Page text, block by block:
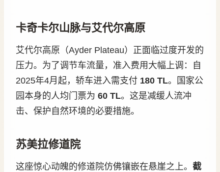
卡奇卡尔山脉与艾代尔高原
艾代尔高原（Ayder Plateau）正面临过度开发的
压力。为了调节车流量，准入费用大幅上调：自
2025年4月起，轿车进入需支付 180 TL。国家公
园本身的人均门票为 60 TL。这是减缓人流冲
击、保护自然环境的必要措施。
苏美拉修道院
这座惊心动魄的修道院仿佛镶嵌在悬崖之上。 截